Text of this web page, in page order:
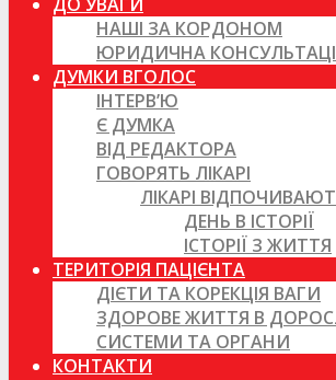
ДО УВАГИ
НАШІ ЗА КОРДОНОМ
ЮРИДИЧНА
ДУМКИ ВГОЛОС
ІНТЕРВ’Ю
Є ДУМКА
ВІД РЕДАКТОРА
ГОВОРЯТЬ ЛІКАРІ
ЛІКАРІ
ДЕНЬ В ІСТОРІЇ
ІСТОРІЇ З ЖИТТЯ
ТЕРИТОРІЯ ПАЦІЄНТА
ДІЄТИ ТА КОРЕКЦІЯ ВАГИ
ЗДОРОВЕ ЖИТТЯ В
СИСТЕМИ ТА ОРГАНИ
КОНТАКТИ